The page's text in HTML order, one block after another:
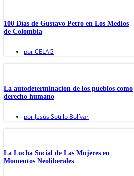
100 Días de Gustavo Petro en Los Medios
de Colombia
porCELAG
La autodeterminacion de los pueblos como
derecho humano
por Jesús Sotillo Bolívar
La Lucha Social de Las Mujeres en
Momentos Neoliberales